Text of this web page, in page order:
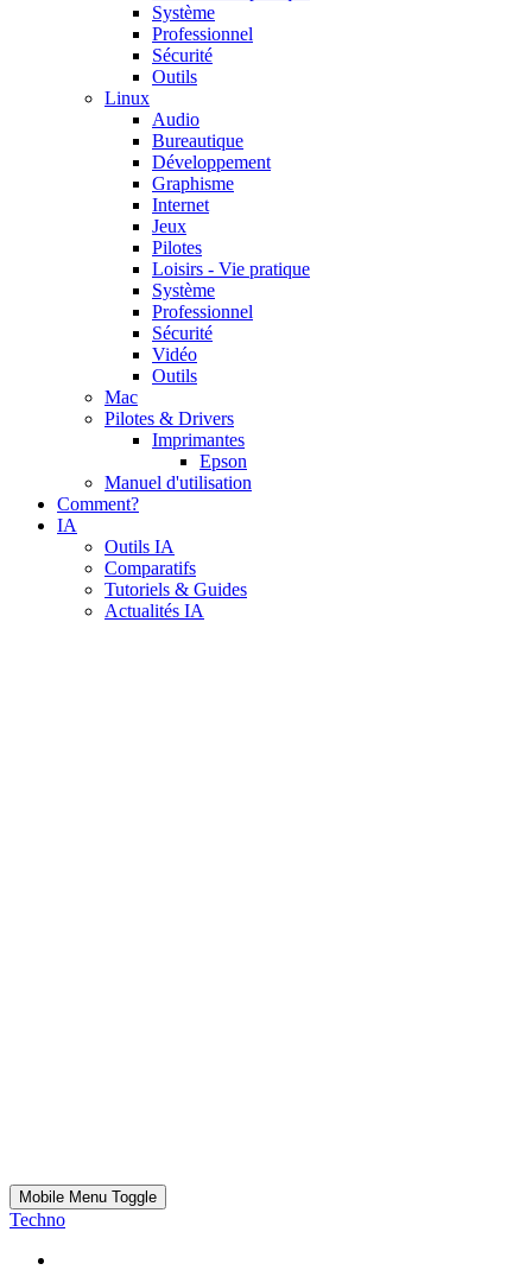
Système
Professionnel
Sécurité
Outils
Linux
Audio
Bureautique
Développement
Graphisme
Internet
Jeux
Pilotes
Loisirs - Vie pratique
Système
Professionnel
Sécurité
Vidéo
Outils
Mac
Pilotes & Drivers
Imprimantes
Epson
Manuel d'utilisation
Comment?
IA
Outils IA
Comparatifs
Tutoriels & Guides
Actualités IA
Mobile Menu Toggle
Techno